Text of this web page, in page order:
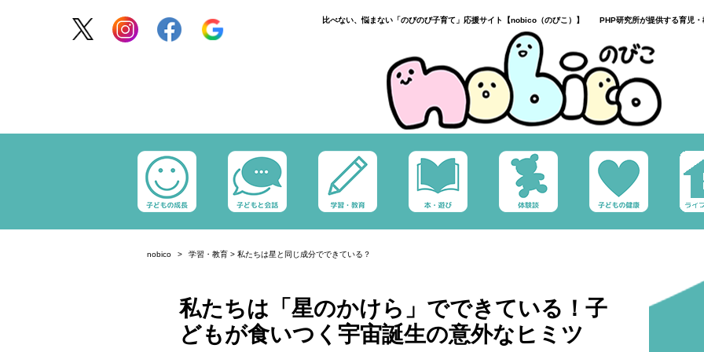
比べない、悩まない「のびのび子育て」応援サイト【nobico（のびこ）】 PHP研究所が提供する育児・
nobico 学習・教育 > 私たちは星と同じ成分でできている？
私たちは「星のかけら」でできている！子
どもが食いつく宇宙誕生の意外なヒミツ